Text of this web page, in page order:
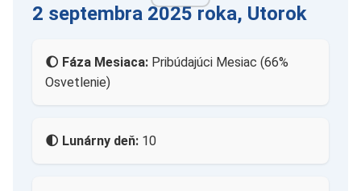
2 septembra 2025 roka, Utorok
🌔 Fáza Mesiaca: Pribúdajúci Mesiac (66%
Osvetlenie)
🌓 Lunárny deň: 10